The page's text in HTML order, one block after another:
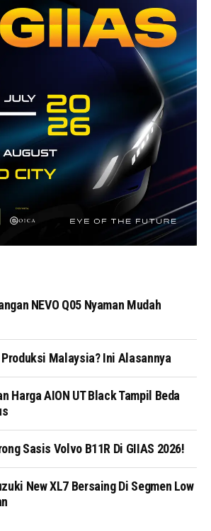
NEVO Q05 Nyaman Mudah
Malaysia? Ini Alasannya
Harga AION UT Black Tampil Beda
Sasis Volvo B11R Di GIIAS 2026!
New XL7 Bersaing Di Segmen Low